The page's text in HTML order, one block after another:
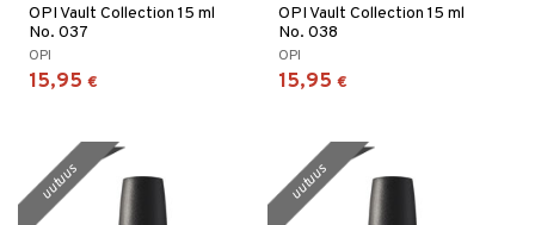
OPI Vault Collection 15 ml
No. 037
OPI
15,95 €
OPI Vault Collection 15 ml
No. 038
OPI
15,95 €
uutuus uutuus